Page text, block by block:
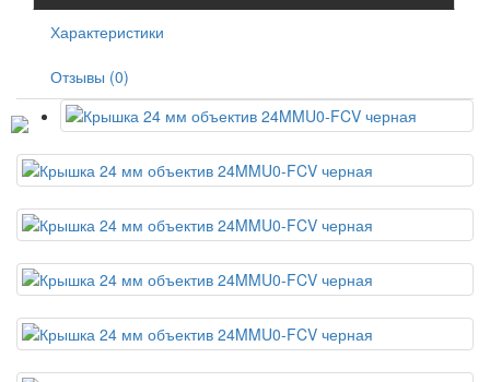
Характеристики
Отзывы (0)